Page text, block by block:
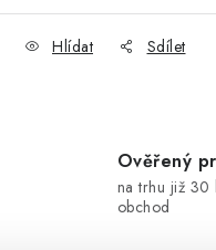
Hlídat Sdílet
Ověřený
na trhu již 30
obchod